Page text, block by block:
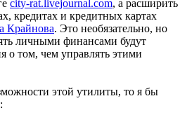
city-rat.livejournal.com, а расширить
кредитах и кредитных картах
Крайнова. Это необязательно, но
личными финансами будут
о том, чем управлять этими
этой утилиты, то я бы